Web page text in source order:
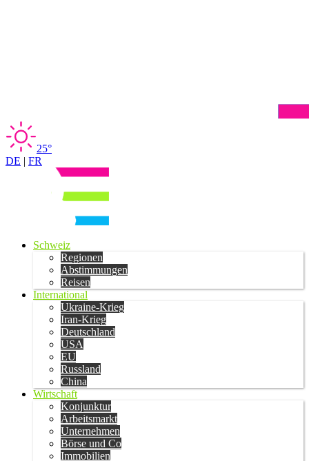
25°
DE | FR
Schweiz
Regionen
Abstimmungen
Reisen
International
Ukraine-Krieg
Iran-Krieg
Deutschland
USA
EU
Russland
China
Wirtschaft
Konjunktur
Arbeitsmarkt
Unternehmen
Börse und Co
Immobilien